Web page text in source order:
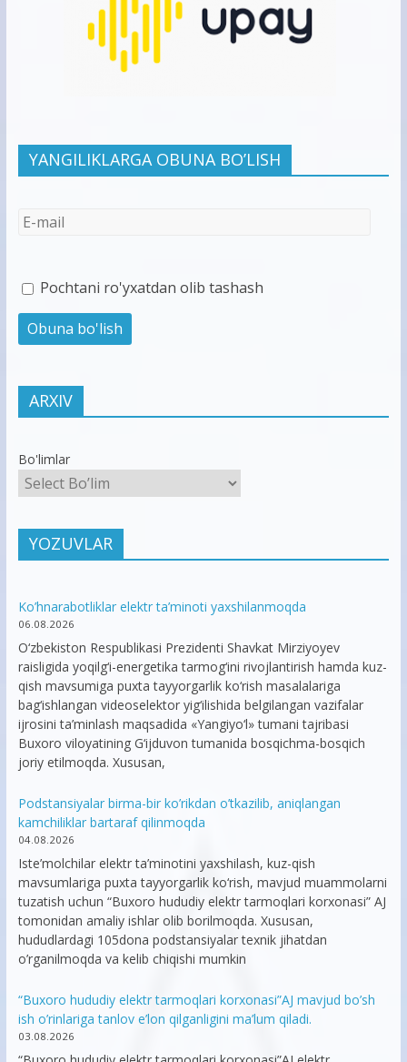
YANGILIKLARGA OBUNA BO’LISH
Pochtani ro'yxatdan olib tashash
ARXIV
Bo'limlar
YOZUVLAR
Ko’hnarabotliklar elektr ta’minoti yaxshilanmoqda
06.08.2026
O‘zbekiston Respublikasi Prezidenti Shavkat Mirziyoyev
raisligida yoqilg‘i-energetika tarmog‘ini rivojlantirish hamda kuz-
qish mavsumiga puxta tayyorgarlik ko‘rish masalalariga
bag‘ishlangan videoselektor yig‘ilishida belgilangan vazifalar
ijrosini ta’minlash maqsadida «Yangiyo‘l» tumani tajribasi
Buxoro viloyatining G‘ijduvon tumanida bosqichma-bosqich
joriy etilmoqda. Xususan,
Podstansiyalar birma-bir ko’rikdan o’tkazilib, aniqlangan
kamchiliklar bartaraf qilinmoqda
04.08.2026
Iste’molchilar elektr ta’minotini yaxshilash, kuz-qish
mavsumlariga puxta tayyorgarlik ko‘rish, mavjud muammolarni
tuzatish uchun “Buxoro hududiy elektr tarmoqlari korxonasi” AJ
tomonidan amaliy ishlar olib borilmoqda. Xususan,
hududlardagi 105dona podstansiyalar texnik jihatdan
o’rganilmoqda va kelib chiqishi mumkin
“Buxoro hududiy elektr tarmoqlari korxonasi”AJ mavjud bo’sh
ish o’rinlariga tanlov e’lon qilganligini ma’lum qiladi.
03.08.2026